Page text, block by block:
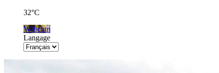
32°C
Webcam
Langage